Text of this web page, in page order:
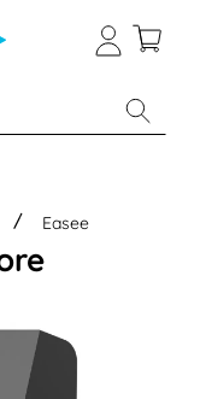
thuis
Easee